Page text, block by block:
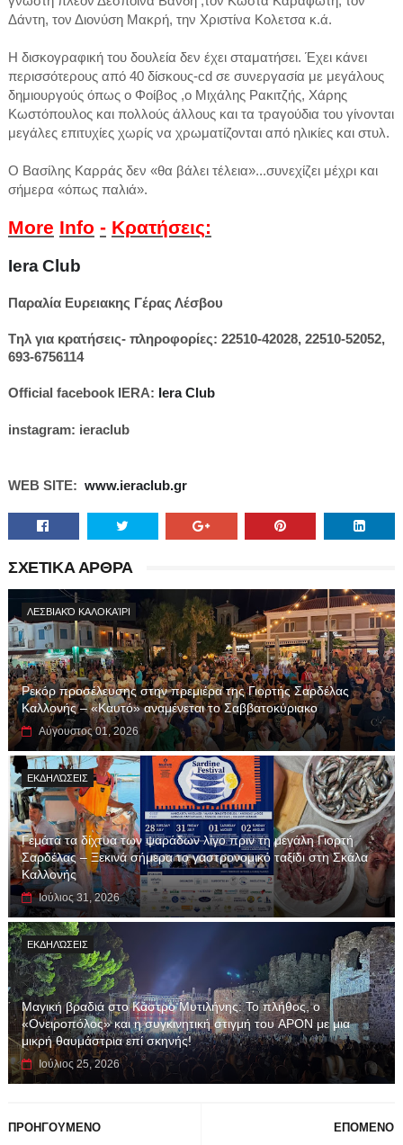
Δάντη, τον Διονύση Μακρή, την Χριστίνα Κολετσα κ.ά.
Η δισκογραφική του δουλεία δεν έχει σταματήσει. Έχει κάνει
περισσότερους από 40 δίσκους-cd σε συνεργασία με μεγάλους
δημιουργούς όπως ο Φοίβος ,ο Μιχάλης Ρακιτζής, Χάρης
Κωστόπουλος και πολλούς άλλους και τα τραγούδια του γίνονται
μεγάλες επιτυχίες χωρίς να χρωματίζονται από ηλικίες και στυλ.
Ο Βασίλης Καρράς δεν «θα βάλει τέλεια»...συνεχίζει μέχρι και
σήμερα «όπως παλιά».
More Info - Κρατήσεις:
IeraClub
Παραλία Ευρειακης Γέρας Λέσβου
Tηλ για κρατήσεις- πληροφορίες: 22510-42028, 22510-52052,
693-6756114
Official facebook IERA: Iera Club
instagram: ieraclub
WEB SITE: www.ieraclub.gr
ΣΧΕΤΙΚΑ ΑΡΘΡΑ
ΛΕΣΒΙΑΚΌ ΚΑΛΟΚΑΊΡΙ
Ρεκόρ προσέλευσης στην πρεμιέρα της Γιορτής Σαρδέλας
Καλλονής – «Καυτό» αναμένεται το Σαββατοκύριακο
Αύγουστος 01, 2026
ΕΚΔΗΛΏΣΕΙΣ
Γεμάτα τα δίχτυα των ψαράδων λίγο πριν τη μεγάλη Γιορτή
Σαρδέλας – Ξεκινά σήμερα το γαστρονομικό ταξίδι στη Σκάλα
Καλλονής
Ιούλιος 31, 2026
ΕΚΔΗΛΏΣΕΙΣ
Μαγική βραδιά στο Κάστρο Μυτιλήνης: Το πλήθος, ο
«Ονειροπόλος» και η συγκινητική στιγμή του APON με μια
μικρή θαυμάστρια επί σκηνής!
Ιούλιος 25, 2026
ΕΠΟΜΕΝΟ
ΠΡΟΗΓΟΥΜΕΝΟ